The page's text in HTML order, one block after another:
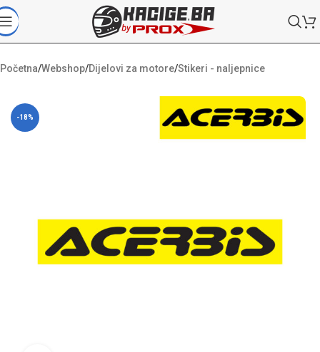
Početna/Webshop/Dijelovi za motore/Stikeri - naljepnice
-18%